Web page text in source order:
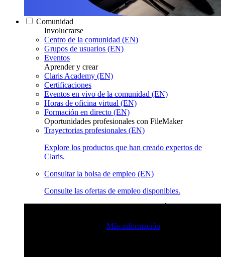
Comunidad
Involucrarse
Centro de la comunidad (EN)
Grupos de usuarios (EN)
Eventos
Aprender y crear
Claris Academy (EN)
Certificaciones
Eventos en vivo de la comunidad (EN)
Horas de oficina virtual (EN)
Formación en directo (EN)
Oportunidades profesionales con FileMaker
Trayectorias profesionales (EN)
Explore los productos que han creado expertos de
Claris.
Consultar la bolsa de empleo (EN)
Consulte las ofertas de empleo disponibles.
Más información